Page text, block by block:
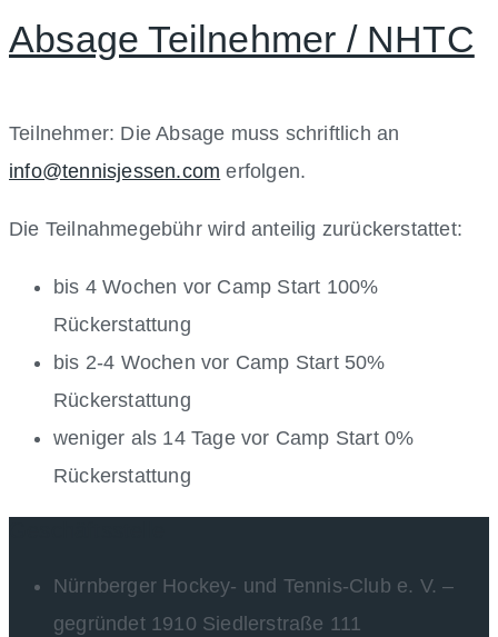
Absage Teilnehmer / NHTC
Teilnehmer: Die Absage muss schriftlich an
info@tennisjessen.com erfolgen.
Die Teilnahmegebühr wird anteilig zurückerstattet:
bis 4 Wochen vor Camp Start 100%
Rückerstattung
bis 2-4 Wochen vor Camp Start 50%
Rückerstattung
weniger als 14 Tage vor Camp Start 0%
Rückerstattung
Nürnberger Hockey- und Tennis-Club e. V. –
gegründet 1910 Siedlerstraße 111